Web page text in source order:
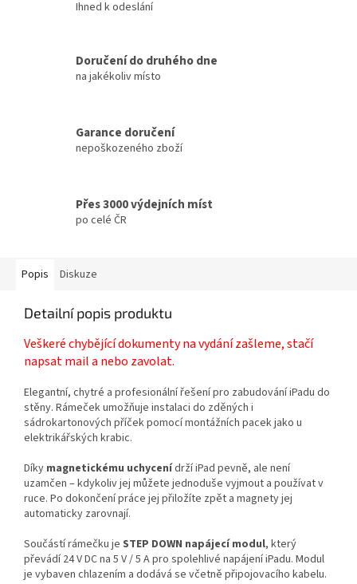
Ihned k odeslání
Doručení do druhého dne
na jakékoliv místo
Garance doručení
nepoškozeného zboží
Přes 3000 výdejních míst
po celé ČR
Popis Diskuze
Detailní popis produktu
Veškeré chybějící dokumenty na vydání zašleme, stačí
napsat mail a nebo zavolat.
Elegantní, chytré a profesionální řešení pro zabudování iPadu do
stěny. Rámeček umožňuje instalaci do zděných i
sádrokartonových příček pomocí montážních pacek jako u
elektrikářských krabic.
Díky magnetickému uchycenídrží iPad pevně, ale není
uzamčen – kdykoliv jej můžete jednoduše vyjmout a používat v
ruce. Po dokončení práce jej přiložíte zpět a magnety jej
automaticky zarovnají.
Součástí rámečku je STEP DOWN napájecí modul, který
převádí 24 V DC na 5 V / 5 A pro spolehlivé napájení iPadu. Modul
je vybaven chlazením a dodává se včetně připojovacího kabelu.